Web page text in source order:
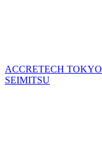
ACCRETECH TOKYO
SEIMITSU